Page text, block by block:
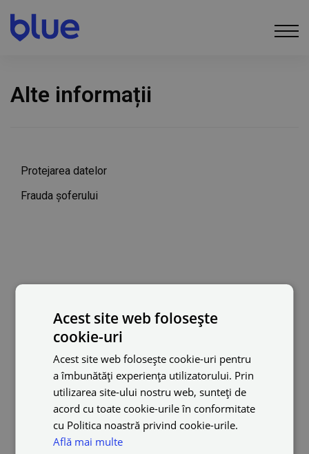
Alte informații
Protejarea datelor
Frauda șoferului
Acest site web folosește
cookie-uri
Acest site web folosește cookie-uri pentru
a îmbunătăți experiența utilizatorului. Prin
utilizarea site-ului nostru web, sunteți de
acord cu toate cookie-urile în conformitate
cu Politica noastră privind cookie-urile.
Află mai multe